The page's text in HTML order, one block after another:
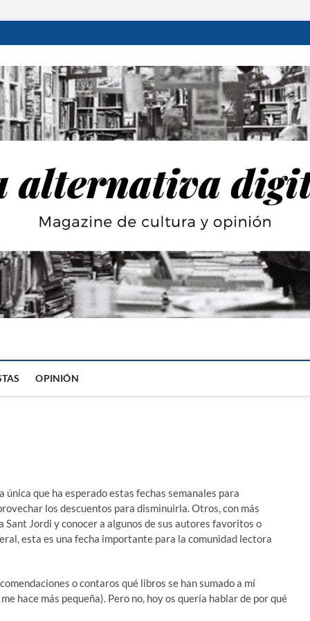
OPINIÓN
única que ha esperado estas fechas semanales para
los descuentos para disminuirla. Otros, con más
Sant Jordi y conocer a algunos de sus autores favoritos o
esta es una fecha importante para la comunidad lectora
o contaros qué libros se han sumado a mí
hace más pequeña). Pero no, hoy os quería hablar de por qué